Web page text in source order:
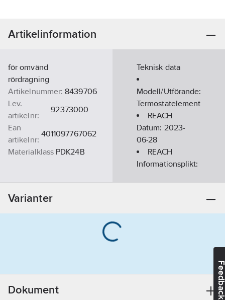
Artikelinformation
för omvänd
rördragning
Artikelnummer: 8439706
Lev.
artikelnr:
92373000
Ean
artikelnr:
4011097767062
Materialklass PDK24B
Teknisk data
Modell/Utförande:
Termostatelement
REACH
Datum: 2023-
06-28
REACH
Informationsplikt:
Varianter
Dokument